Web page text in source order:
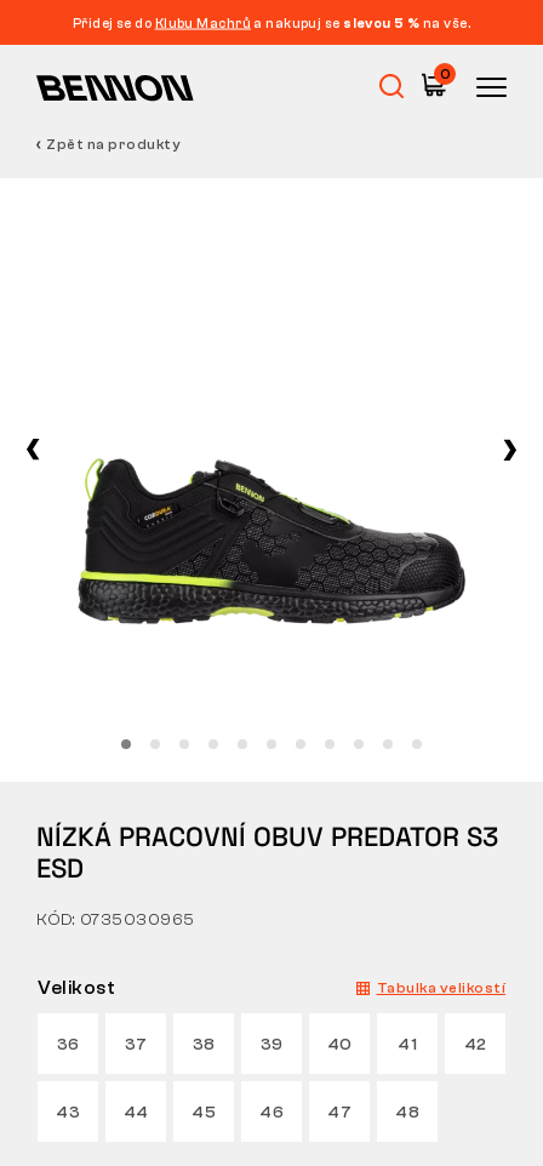
Přidej se do Klubu Machrů a nakupuj se slevou 5 % na vše.
0
Volnočasová obuv
Tactical
O NÁS
VRÁCENÍ/VÝMĚNA
Zpět na produkty
NÍZKÁ PRACOVNÍ OBUV PREDATOR S3
ESD
KÓD: 0735030965
Velikost Tabulka velikostí
36 37 38 39 40 41 42
43 44 45 46 47 48